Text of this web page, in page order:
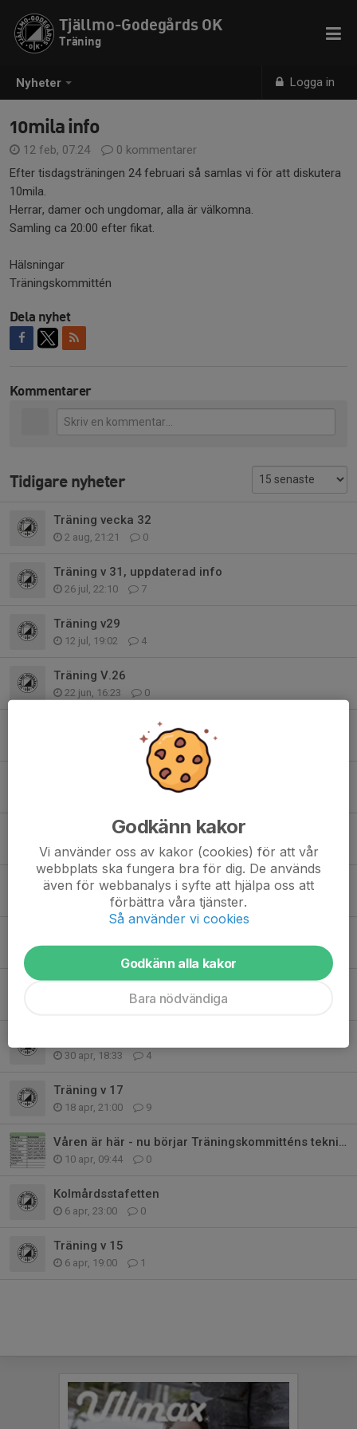
Nyheter Logga in
Tjällmo-Godegårds OK
Träning
10mila info
12 feb, 07:24
0 kommentarer
Efter tisdagsträningen 24 februari så samlas vi för att diskutera
10mila.
Herrar, damer och ungdomar, alla är välkomna.
Samling ca 20:00 efter fikat.
Hälsningar
Träningskommittén
Dela nyhet
Kommentarer
Tidigare nyheter
Träning vecka 32
2 aug, 21:21 0
Träning v 31, uppdaterad info
26 jul, 22:10 7
Träning v29
12 jul, 19:02 4
Träning V.26
22 jun, 16:23 0
0
Sommarens träningsprogram
Provlöpning inför Tjällmoträffen
26 maj, 20:07 8
Träning v 22
22 maj, 20:37 0
0
30 apr, 18:33 4
Träning v 17
18 apr, 21:00 9
Våren är här - nu börjar Träningskommitténs teknikträningar
10 apr, 09:44 0
Kolmårdsstafetten
6 apr, 23:00 0
Träning v 15
6 apr, 19:00 1
Godkänn kakor
Vi använder oss av kakor (cookies) för att vår
webbplats ska fungera bra för dig. De används
även för webbanalys i syfte att hjälpa oss att
förbättra våra tjänster.
Så använder vi cookies
Godkänn alla kakor
Bara nödvändiga